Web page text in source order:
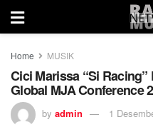
Home MUSIK
Cici Marissa “Si
Global MJA Conference
by admin 1